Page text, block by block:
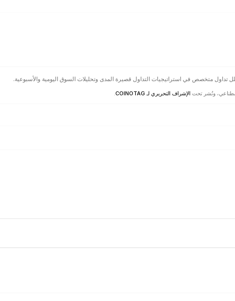
تداول متخصص في استراتيجيات التداول قصيرة المدى وتحليلات السوق اليومية والأسبوعية.
ونُشر تحت الإشراف التحريري لـ COINOTAG .